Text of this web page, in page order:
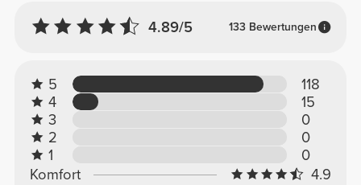
4.89/5 133 Bewertungen
5
118
4
15
3
0
2
0
1
0
Komfort
4.9